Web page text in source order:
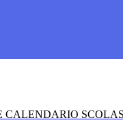
CALENDARIO